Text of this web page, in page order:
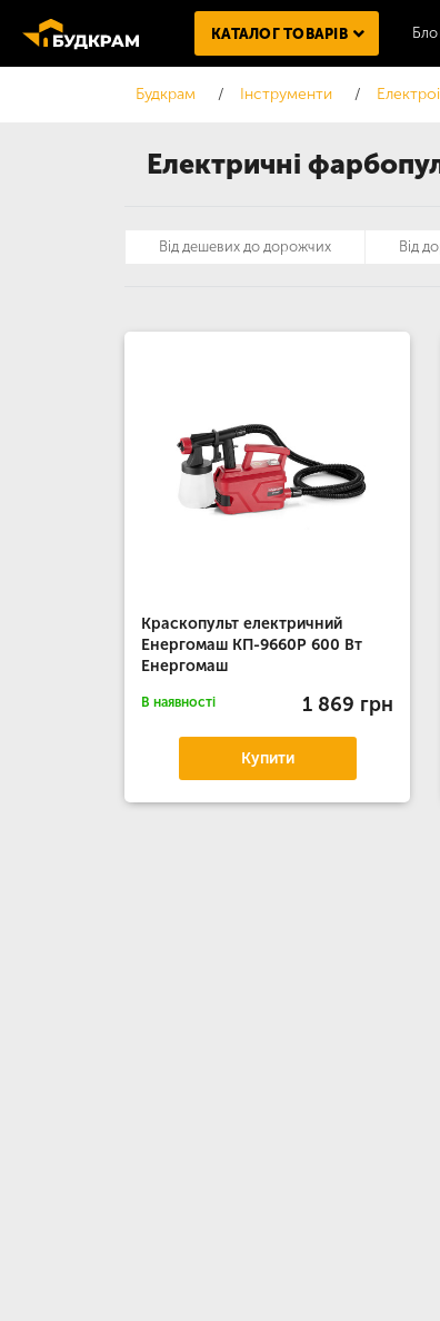
Електричні
КАТАЛОГ ТОВАРІВ
Будкрам Інструменти
Краскопульт електричний
Енергомаш КП-9660Р 600 Вт
Енергомаш
В наявності 1 869 грн
Купити
Від дешевих до дорожчих Від